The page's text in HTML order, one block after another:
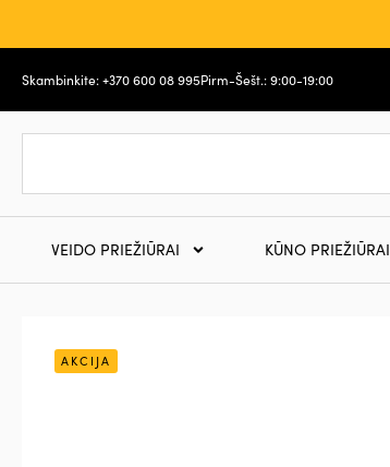
Skambinkite: +370 600 08 995Pirm-Šešt.: 9:00-19:00
VEIDO PRIEŽIŪRAI KŪNO PRIEŽIŪRAI
AKCIJA